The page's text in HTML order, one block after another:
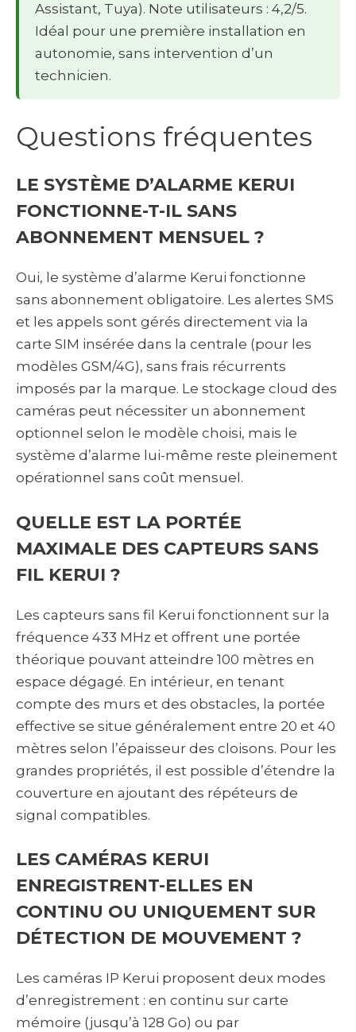
Assistant, Tuya). Note utilisateurs : 4,2/5.
Idéal pour une première installation en
autonomie, sans intervention d’un
technicien.
Questions fréquentes
LE SYSTÈME D’ALARME KERUI
FONCTIONNE-T-IL SANS
ABONNEMENT MENSUEL ?
Oui, le système d’alarme Kerui fonctionne
sans abonnement obligatoire. Les alertes SMS
et les appels sont gérés directement via la
carte SIM insérée dans la centrale (pour les
modèles GSM/4G), sans frais récurrents
imposés par la marque. Le stockage cloud des
caméras peut nécessiter un abonnement
optionnel selon le modèle choisi, mais le
système d’alarme lui-même reste pleinement
opérationnel sans coût mensuel.
QUELLE EST LA PORTÉE
MAXIMALE DES CAPTEURS SANS
FIL KERUI ?
Les capteurs sans fil Kerui fonctionnent sur la
fréquence 433 MHz et offrent une portée
théorique pouvant atteindre 100 mètres en
espace dégagé. En intérieur, en tenant
compte des murs et des obstacles, la portée
effective se situe généralement entre 20 et 40
mètres selon l’épaisseur des cloisons. Pour les
grandes propriétés, il est possible d’étendre la
couverture en ajoutant des répéteurs de
signal compatibles.
LES CAMÉRAS KERUI
ENREGISTRENT-ELLES EN
CONTINU OU UNIQUEMENT SUR
DÉTECTION DE MOUVEMENT ?
Les caméras IP Kerui proposent deux modes
d’enregistrement : en continu sur carte
mémoire (jusqu’à 128 Go) ou par